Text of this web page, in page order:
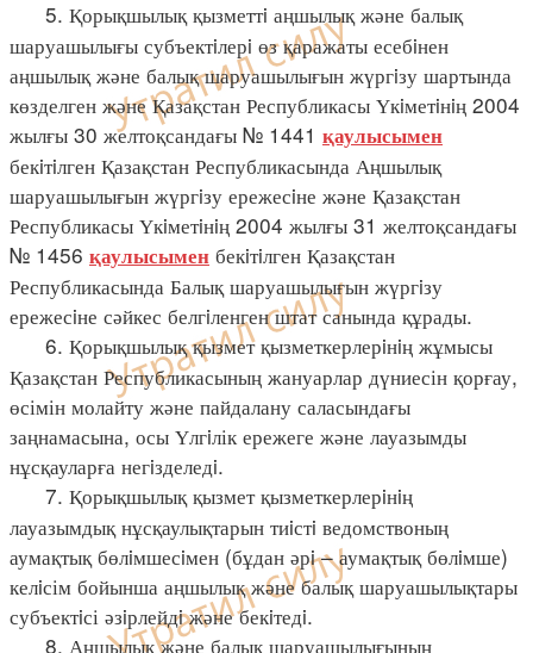
5. Қорықшылық қызметтi аңшылық және балық
шаруашылығы субъектiлерi өз қаражаты есебiнен
аңшылық және балық шаруашылығын жүргiзу шартында
көзделген және Қазақстан Республикасы Үкiметiнiң 2004
жылғы 30 желтоқсандағы № 1441 қаулысымен
бекiтiлген Қазақстан Республикасында Аңшылық
шаруашылығын жүргiзу ережесiне және Қазақстан
Республикасы Үкiметiнiң 2004 жылғы 31 желтоқсандағы
№ 1456 қаулысымен бекiтiлген Қазақстан
Республикасында Балық шаруашылығын жүргiзу
ережесiне сәйкес белгiленген штат санында құрады.
6. Қорықшылық қызмет қызметкерлерiнiң жұмысы
Қазақстан Республикасының жануарлар дүниесін қорғау,
өсімін молайту және пайдалану саласындағы
заңнамасына, осы Үлгiлік ережеге және лауазымды
нұсқауларға негiзделедi.
7. Қорықшылық қызмет қызметкерлерiнiң
лауазымдық нұсқаулықтарын тиiстi ведомствоның
аумақтық бөлiмшесiмен (бұдан әрi – аумақтық бөлiмше)
келiсім бойынша аңшылық және балық шаруашылықтары
субъектiсі әзiрлейдi және бекiтедi.
8. Аңшылық және балық шаруашылығының